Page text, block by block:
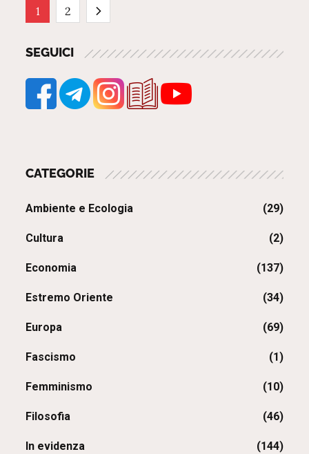
Paginazione
degli
articoli
1 2
SEGUICI
CATEGORIE
Ambiente e Ecologia (29)
Cultura (2)
Economia (137)
Estremo Oriente (34)
Europa (69)
Fascismo (1)
Femminismo (10)
Filosofia (46)
In evidenza (144)